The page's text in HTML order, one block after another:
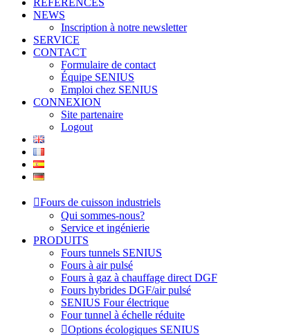
RÉFÉRENCES
NEWS
Inscription à notre newsletter
SERVICE
CONTACT
Formulaire de contact
Équipe SENIUS
Emploi chez SENIUS
CONNEXION
Site partenaire
Logout
Fours de cuisson industriels
Qui sommes-nous?
Service et ingénierie
PRODUITS
Fours tunnels SENIUS
Fours à air pulsé
Fours à gaz à chauffage direct DGF
Fours hybrides DGF/air pulsé
SENIUS Four électrique
Four tunnel à échelle réduite
Options écologiques SENIUS